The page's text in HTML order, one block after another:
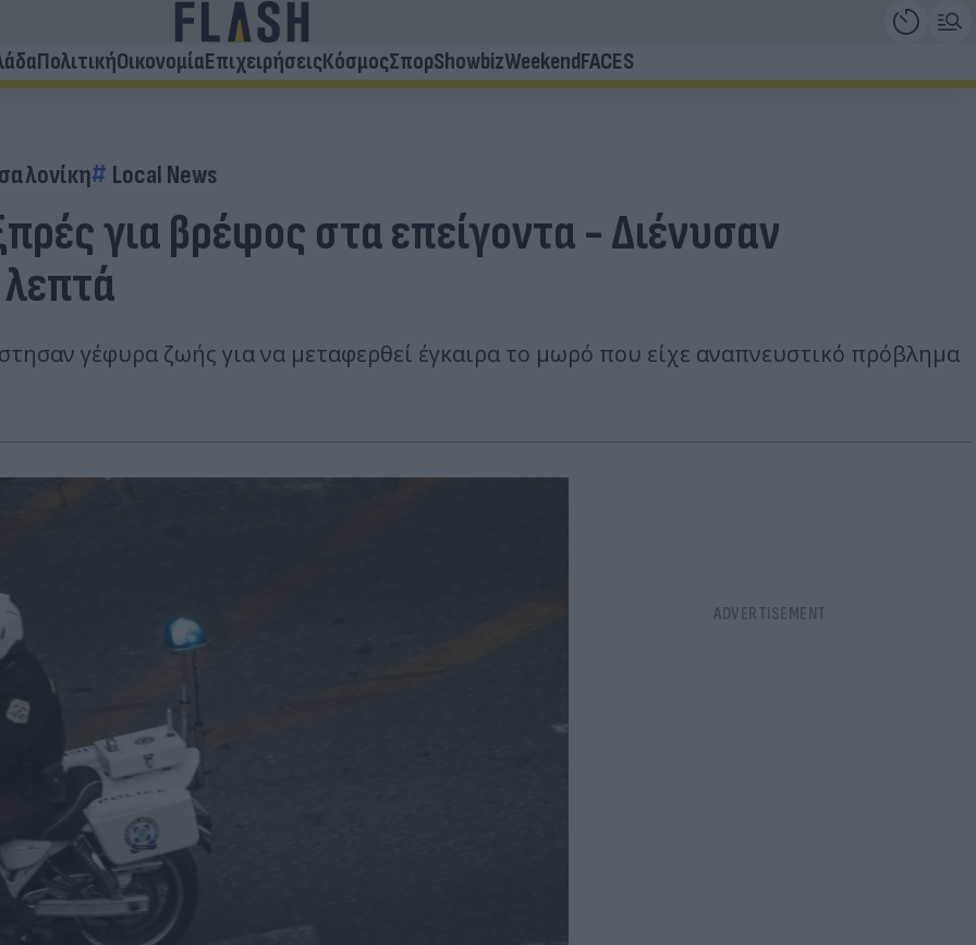
ΠολιτικήΟικονομίαΕπιχειρήσειςΚόσμοςΣπορShowbizWeekendFACES
Local News
για βρέφος στα επείγοντα - Διένυσαν
γέφυρα ζωής για να μεταφερθεί έγκαιρα το μωρό που είχε αναπνευστικό πρόβλημα